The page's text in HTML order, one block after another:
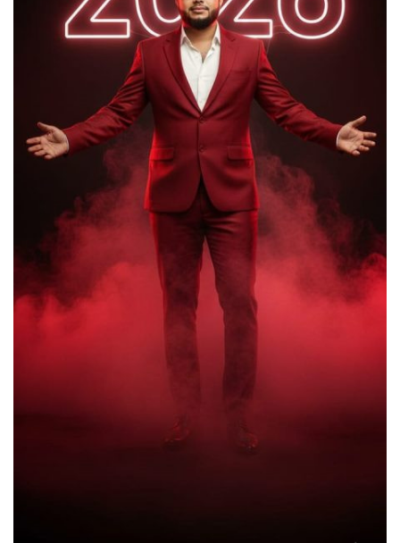
আদালতের ডিক্রি বাস্তবায়নে মাধবপুরে
উচ্ছেদ অভিযান।
লাখাইয়ে হিন্দু বৌদ্ধ খ্রিষ্টান কল্যান ফ্রন্টের
আহবায়ক কমিটি গঠন।। জুলাই শহীদদের
আত্মার শান্তি কামনা মন্দিরে প্রার্থনা।
যে দেশ যতো বেশি শিক্ষিত সেই দেশ ততো
বেশি উন্নত, তাই বর্তমান বিএনপি সরকার
শিক্ষাখ্যাত কে বেশি গুরুত্ব দিচ্ছে – আর এ
সাগর
লাখাইয়ে নানা আয়োজনে ‘জুলাই গণঅভ্যুত্থান
দিবস-২০২৬ পালিত